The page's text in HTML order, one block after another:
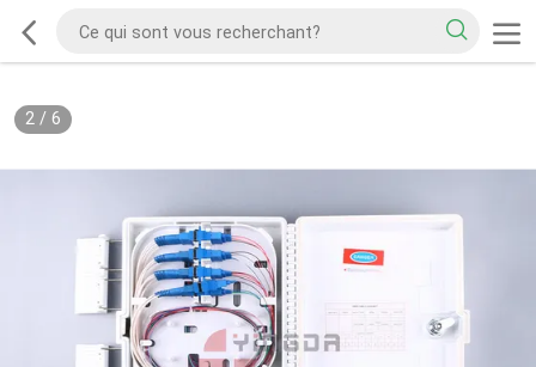
2/ 6